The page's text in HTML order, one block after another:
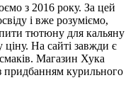
з 2016 року. За цей
і вже розуміємо,
тютюну для кальяну
На сайті завжди є
Магазин Хука
курильного